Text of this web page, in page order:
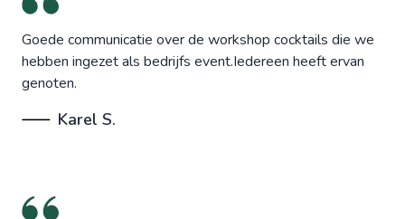
Goede communicatie over de workshop cocktails die we
hebben ingezet als bedrijfs event.Iedereen heeft ervan
genoten.
Karel S.